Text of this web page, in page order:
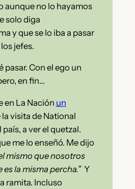
aunque no lo hayamos
solo diga
y que se lo iba a pasar
jefes.
pasar. Con el ego un
en fin…
en La Nación un
visita de National
a ver el quetzal.
me lo enseñó. Me dijo
mismo que nosotros
la misma percha.”Y
ramita. Incluso